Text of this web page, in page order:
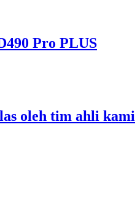
Pro PLUS
oleh tim ahli kami